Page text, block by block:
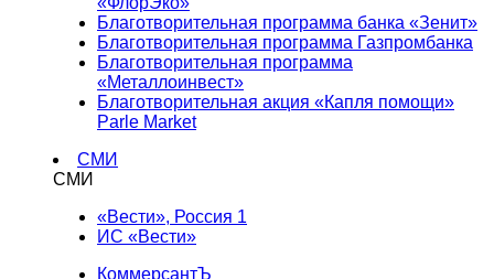
Благотворительная программа банка «Зенит»
Благотворительная программа Газпромбанка
Благотворительная программа
«Металлоинвест»
Благотворительная акция «Капля помощи»
Parle Market
СМИ
СМИ
«Вести», Россия 1
ИС «Вести»
КоммерсантЪ